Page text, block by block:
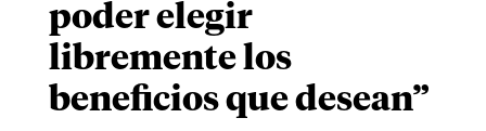
poder elegir
libremente los
beneficios que desean”